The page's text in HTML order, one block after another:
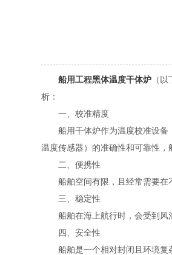
船用工程黑体温度干体炉（以
析：
一、校准精度
船用干体炉作为温度校准设备，
温度传感器）的准确性和可靠性
二、便携性
船舶空间有限，且经常需要在不
三、稳定性
船舶在海上航行时，会受到风浪
四、安全性
船舶是一个相对封闭且环境复杂